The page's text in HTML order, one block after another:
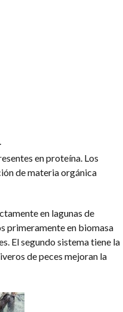
en proteína. Los
de materia orgánica
en lagunas de
primeramente en biomasa
El segundo sistema tiene la
de peces mejoran la